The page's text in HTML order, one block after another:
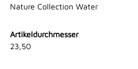
Nature Collection Water
Artikeldurchmesser
23,50